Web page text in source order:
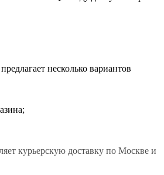
несколько вариантов
курьерскую доставку по Москве и